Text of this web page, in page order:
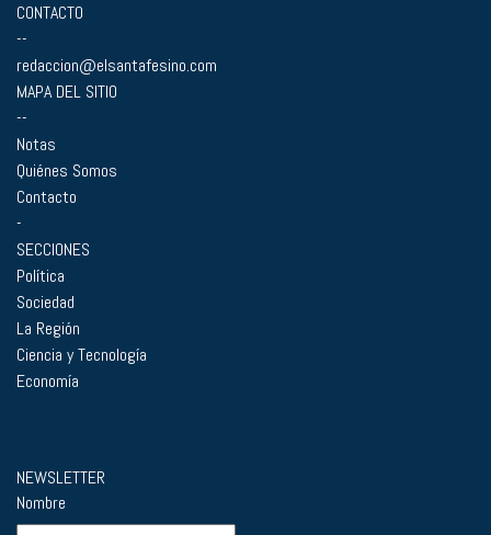
CONTACTO
--
redaccion@elsantafesino.com
MAPA DEL SITIO
--
Notas
Quiénes Somos
Contacto
-
SECCIONES
Política
Sociedad
La Región
Ciencia y Tecnología
Economía
NEWSLETTER
Nombre